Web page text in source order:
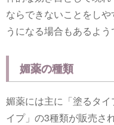
ならできないことをし
うになる場合もあるよう
媚薬の種類
媚薬には主に「塗るタ
イプ」の3種類が販売さ